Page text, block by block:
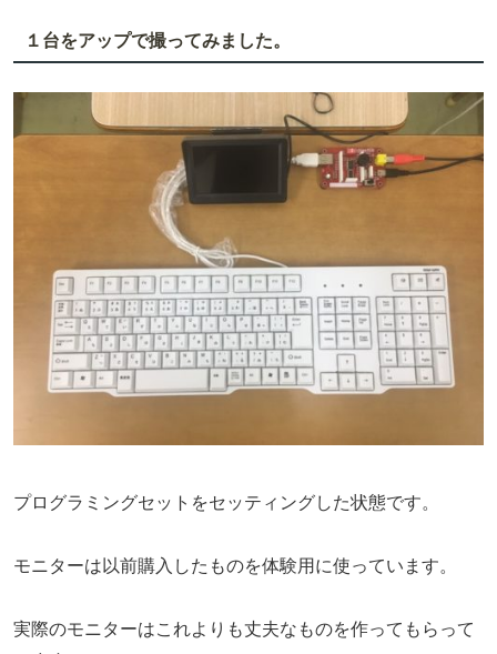
１台をアップで撮ってみました。
プログラミングセットをセッティングした状態です。
モニターは以前購入したものを体験用に使っています。
実際のモニターはこれよりも丈夫なものを作ってもらって